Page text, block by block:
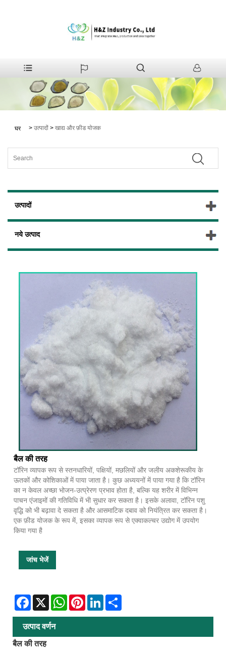
घर > उत्पादों > खाद्य और फ़ीड योजक
उत्पादों
नये उत्पाद
बैल की तरह
टॉरिन व्यापक रूप से स्तनधारियों, पक्षियों, मछलियों और जलीय अकशेरूकीय के
ऊतकों और कोशिकाओं में पाया जाता है। कुछ अध्ययनों में पाया गया है कि टॉरिन
का न केवल अच्छा भोजन-उत्प्रेरण प्रभाव होता है, बल्कि यह शरीर में विभिन्न
पाचन एंजाइमों की गतिविधि में भी सुधार कर सकता है। इसके अलावा, टॉरिन पशु
वृद्धि को भी बढ़ावा दे सकता है और आसमाटिक दबाव को नियंत्रित कर सकता है।
एक फ़ीड योजक के रूप में, इसका व्यापक रूप से एक्वाकल्चर उद्योग में उपयोग
किया गया है
जांच भेजें
Facebook
X WhatsAppPinterestLinkedIn
उत्पाद वर्णन
बैल की तरह